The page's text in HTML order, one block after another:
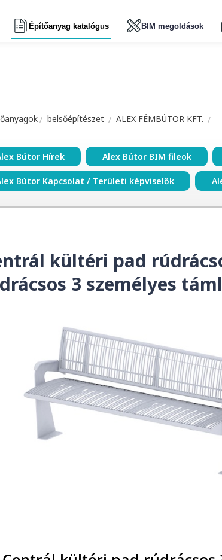
Építőanyag katalógus BIM megoldások
belsőépítészet ALEX FÉMBÚTOR KFT.
Bútor Hírek Alex Bútor BIM fileok
Bútor Kapcsolat / Területi képviselők
kültéri pad
3 személyes